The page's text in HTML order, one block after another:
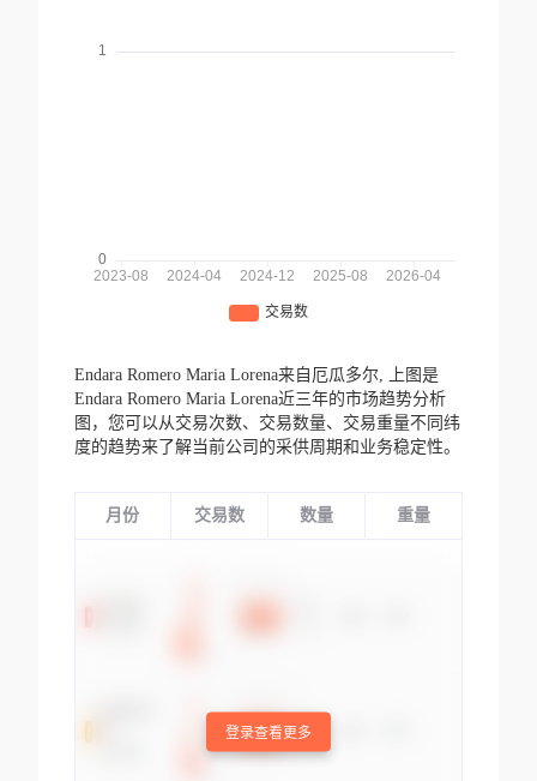
Endara Romero Maria Lorena来自厄瓜多尔,
上图是
Endara Romero Maria Lorena近三年的市场趋势分析
图，您可以从交易次数、交易数量、交易重量不同纬
度的趋势来了解当前公司的采供周期和业务稳定性。
月份 交易数 数量 重量
登录查看更多